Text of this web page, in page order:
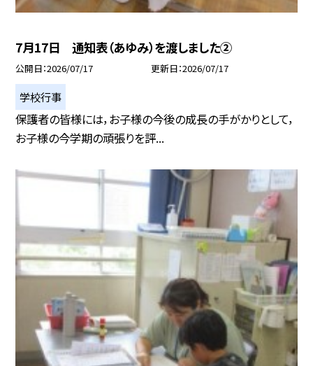
7月17日 通知表（あゆみ）を渡しました②
公開日 2026/07/17 更新日 2026/07/17
学校行事
保護者の皆様には，お子様の今後の成長の手がかりとして，
お子様の今学期の頑張りを評...